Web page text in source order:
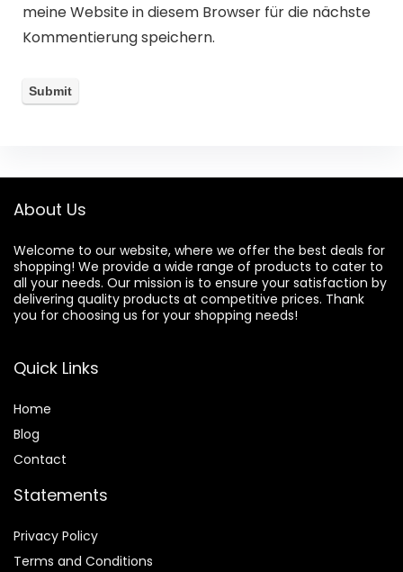
meine Website in diesem Browser für die nächste
Kommentierung speichern.
About Us
Welcome to our website, where we offer the best deals for
shopping! We provide a wide range of products to cater to
all your needs. Our mission is to ensure your satisfaction by
delivering quality products at competitive prices. Thank
you for choosing us for your shopping needs!
Quick Links
Home
Blog
Contact
Statements
Privacy Policy
Terms and Conditions